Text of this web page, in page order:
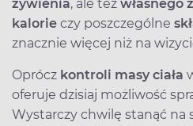
żywienia, ale też własnego
kalorie czy poszczególne
znacznie więcej niż na
Oprócz kontroli masy ciała
oferuje dzisiaj możliwość
Wystarczy chwilę stanąć na